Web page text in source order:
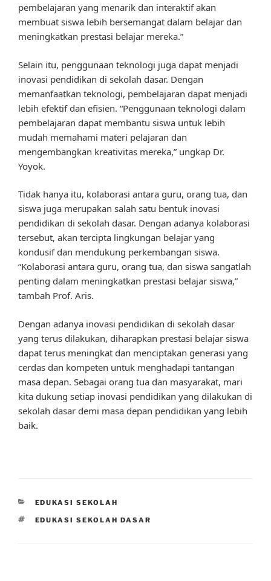
pembelajaran yang menarik dan interaktif akan
membuat siswa lebih bersemangat dalam belajar dan
meningkatkan prestasi belajar mereka.”
Selain itu, penggunaan teknologi juga dapat menjadi
inovasi pendidikan di sekolah dasar. Dengan
memanfaatkan teknologi, pembelajaran dapat menjadi
lebih efektif dan efisien. “Penggunaan teknologi dalam
pembelajaran dapat membantu siswa untuk lebih
mudah memahami materi pelajaran dan
mengembangkan kreativitas mereka,” ungkap Dr.
Yoyok.
Tidak hanya itu, kolaborasi antara guru, orang tua, dan
siswa juga merupakan salah satu bentuk inovasi
pendidikan di sekolah dasar. Dengan adanya kolaborasi
tersebut, akan tercipta lingkungan belajar yang
kondusif dan mendukung perkembangan siswa.
“Kolaborasi antara guru, orang tua, dan siswa sangatlah
penting dalam meningkatkan prestasi belajar siswa,”
tambah Prof. Aris.
Dengan adanya inovasi pendidikan di sekolah dasar
yang terus dilakukan, diharapkan prestasi belajar siswa
dapat terus meningkat dan menciptakan generasi yang
cerdas dan kompeten untuk menghadapi tantangan
masa depan. Sebagai orang tua dan masyarakat, mari
kita dukung setiap inovasi pendidikan yang dilakukan di
sekolah dasar demi masa depan pendidikan yang lebih
baik.
CATEGORIES
EDUKASI SEKOLAH
TAGS
EDUKASI SEKOLAH DASAR